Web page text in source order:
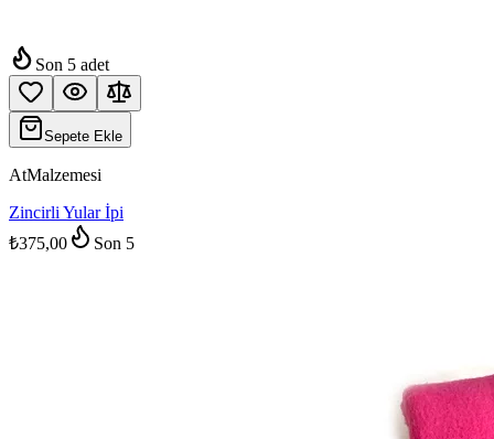
Son 5 adet
Sepete Ekle
AtMalzemesi
Zincirli Yular İpi
₺375,00
Son 5